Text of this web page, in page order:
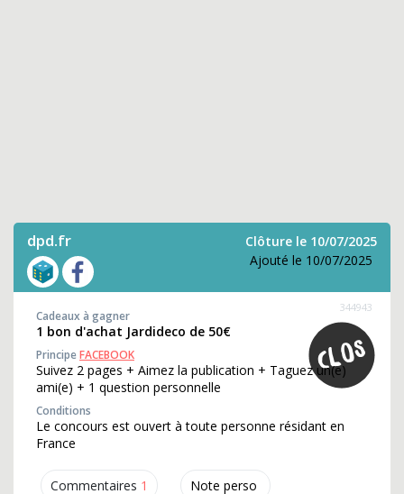
dpd.fr
Clôture le 10/07/2025
Ajouté le 10/07/2025
Commentaires 1 Note perso
344943
Cadeaux à gagner
1 bon d'achat Jardideco de 50€
PrincipeFACEBOOK
Suivez 2 pages + Aimez la publication + Taguez un(e)
ami(e) + 1 question personnelle
Conditions
Le concours est ouvert à toute personne résidant en
France